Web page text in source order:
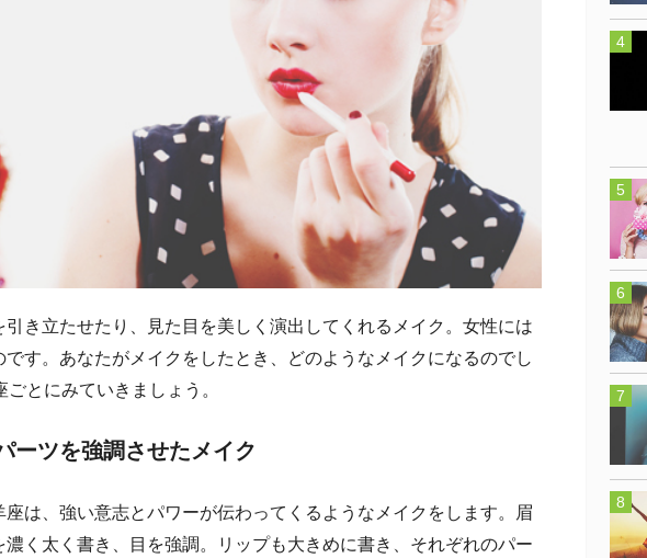
き立たせたり、見た目を美しく演出してくれるメイク。女性には
です。あなたがメイクをしたとき、どのようなメイクになるのでし
ごとにみていきましょう。
ツを強調させたメイク
は、強い意志とパワーが伝わってくるようなメイクをします。眉
濃く太く書き、目を強調。リップも大きめに書き、それぞれのパー